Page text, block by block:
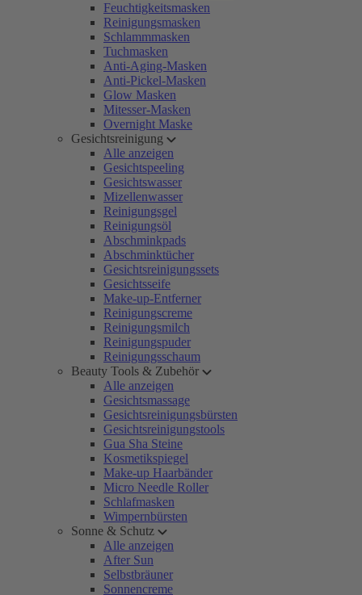
Feuchtigkeitsmasken
Reinigungsmasken
Schlammmasken
Tuchmasken
Anti-Aging-Masken
Anti-Pickel-Masken
Glow Masken
Mitesser-Masken
Overnight Maske
Gesichtsreinigung
Alle anzeigen
Gesichtspeeling
Gesichtswasser
Mizellenwasser
Reinigungsgel
Reinigungsöl
Abschminkpads
Abschminktücher
Gesichtsreinigungssets
Gesichtsseife
Make-up-Entferner
Reinigungscreme
Reinigungsmilch
Reinigungspuder
Reinigungsschaum
Beauty Tools & Zubehör
Alle anzeigen
Gesichtsmassage
Gesichtsreinigungsbürsten
Gesichtsreinigungstools
Gua Sha Steine
Kosmetikspiegel
Make-up Haarbänder
Micro Needle Roller
Schlafmasken
Wimpernbürsten
Sonne & Schutz
Alle anzeigen
After Sun
Selbstbräuner
Sonnencreme